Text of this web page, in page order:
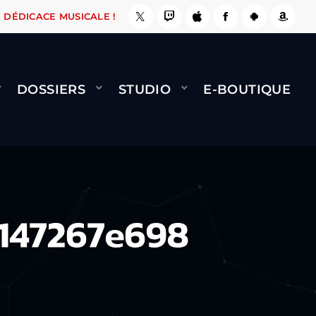
LE FAIT ! NAMI BERNARD MINET - FLY
DÉDICACE MUSICALE !
DOSSIERS STUDIO E-BOUTIQUE